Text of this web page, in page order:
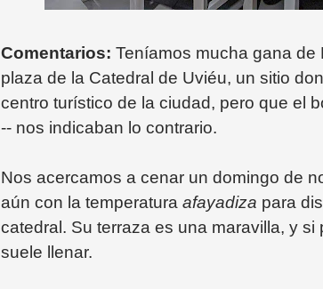
Comentarios: Teníamos mucha gana de
plaza de la Catedral de Uviéu, un sitio
centro turístico de la ciudad, pero que el
-- nos indicaban lo contrario.
Nos acercamos a cenar un domingo de
aún con la temperatura afayadiza para
catedral. Su terraza es una maravilla, y
suele llenar.